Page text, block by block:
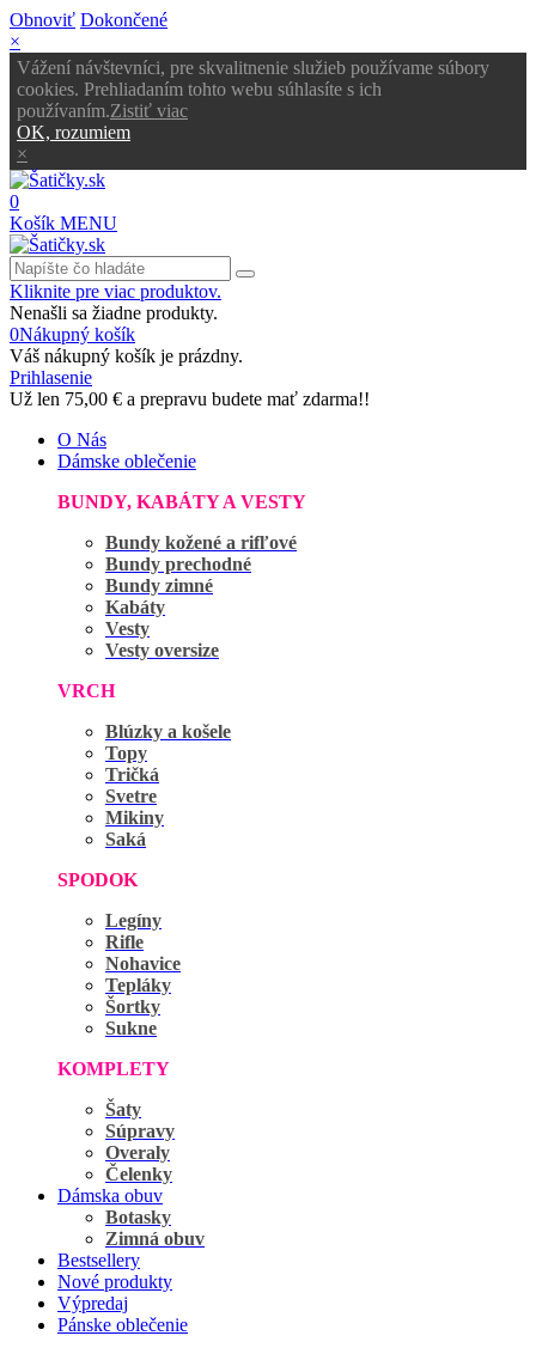
Obnoviť Dokončené
×
Vážení návštevníci, pre skvalitnenie služieb používame súbory
cookies. Prehliadaním tohto webu súhlasíte s ich
používaním.Zistiť viac
OK, rozumiem
×
0
Košík MENU
Kliknite pre viac produktov.
Nenašli sa žiadne produkty.
0Nákupný košík
Váš nákupný košík je prázdny.
Prihlasenie
Už len 75,00 € a prepravu budete mať zdarma!!
O Nás
Dámske oblečenie
BUNDY, KABÁTY A VESTY
Bundy kožené a rifľové
Bundy prechodné
Bundy zimné
Kabáty
Vesty
Vesty oversize
VRCH
Blúzky a košele
Topy
Tričká
Svetre
Mikiny
Saká
SPODOK
Legíny
Rifle
Nohavice
Tepláky
Šortky
Sukne
KOMPLETY
Šaty
Súpravy
Overaly
Čelenky
Dámska obuv
Botasky
Zimná obuv
Bestsellery
Nové produkty
Výpredaj
Pánske oblečenie